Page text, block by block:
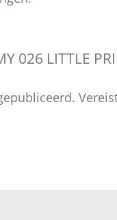
026 LITTLE